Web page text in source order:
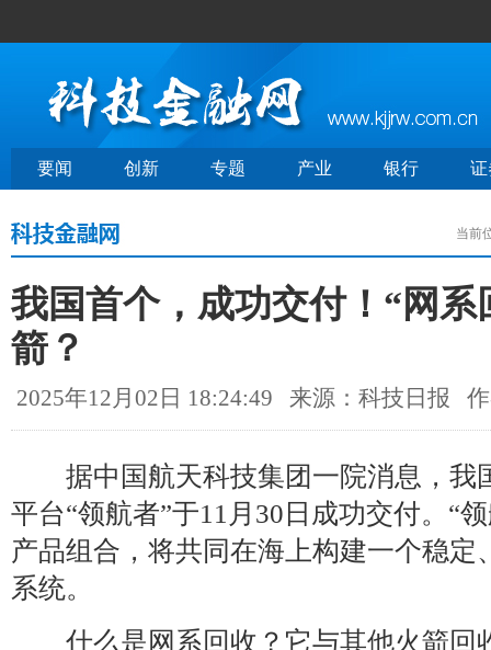
要闻 创新 专题 产业 银行 证
当前
我国首个，成功交付！“网系
箭？
2025年12月02日 18:24:49 来源：科技日报
据中国航天科技集团一院消息，我
平台“领航者”于11月30日成功交付。“
产品组合，将共同在海上构建一个稳定
系统。
什么是网系回收？它与其他火箭回